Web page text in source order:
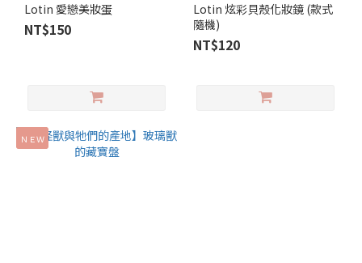
Lotin 愛戀美妝蛋
NT$150
Lotin 炫彩貝殼化妝鏡 (款式
隨機)
NT$120
ＮＥＷ